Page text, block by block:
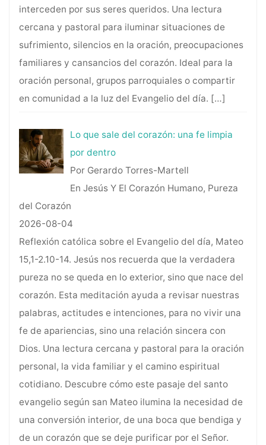
interceden por sus seres queridos. Una lectura
cercana y pastoral para iluminar situaciones de
sufrimiento, silencios en la oración, preocupaciones
familiares y cansancios del corazón. Ideal para la
oración personal, grupos parroquiales o compartir
en comunidad a la luz del Evangelio del día. […]
Lo que sale del corazón: una fe limpia
por dentro
Por Gerardo Torres-Martell
En Jesús Y El Corazón Humano, Pureza
del Corazón
2026-08-04
Reflexión católica sobre el Evangelio del día, Mateo
15,1-2.10-14. Jesús nos recuerda que la verdadera
pureza no se queda en lo exterior, sino que nace del
corazón. Esta meditación ayuda a revisar nuestras
palabras, actitudes e intenciones, para no vivir una
fe de apariencias, sino una relación sincera con
Dios. Una lectura cercana y pastoral para la oración
personal, la vida familiar y el camino espiritual
cotidiano. Descubre cómo este pasaje del santo
evangelio según san Mateo ilumina la necesidad de
una conversión interior, de una boca que bendiga y
de un corazón que se deje purificar por el Señor.